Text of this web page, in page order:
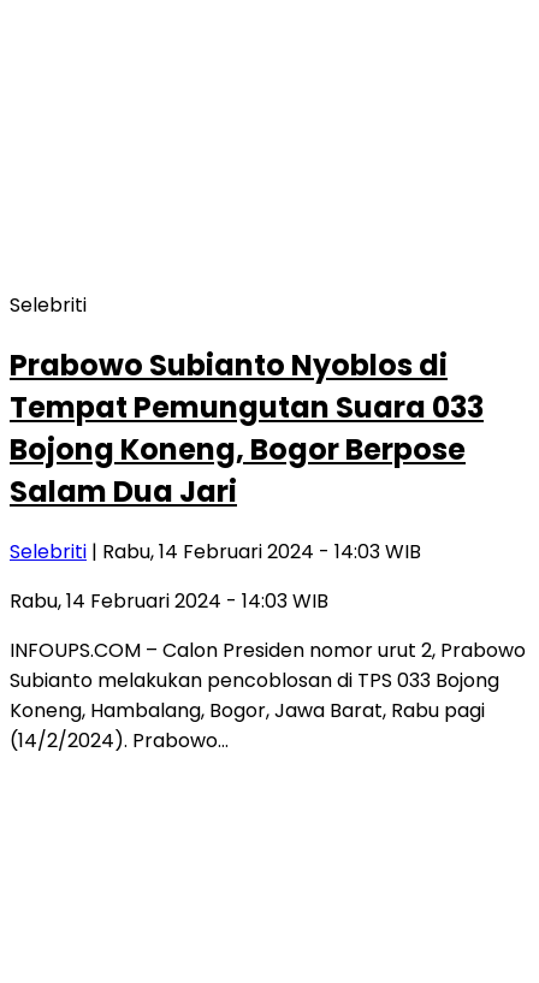
Selebriti
Prabowo Subianto Nyoblos di
Tempat Pemungutan Suara 033
Bojong Koneng, Bogor Berpose
Salam Dua Jari
Selebriti | Rabu, 14 Februari 2024 - 14:03 WIB
Rabu, 14 Februari 2024 - 14:03 WIB
INFOUPS.COM – Calon Presiden nomor urut 2, Prabowo
Subianto melakukan pencoblosan di TPS 033 Bojong
Koneng, Hambalang, Bogor, Jawa Barat, Rabu pagi
(14/2/2024). Prabowo…